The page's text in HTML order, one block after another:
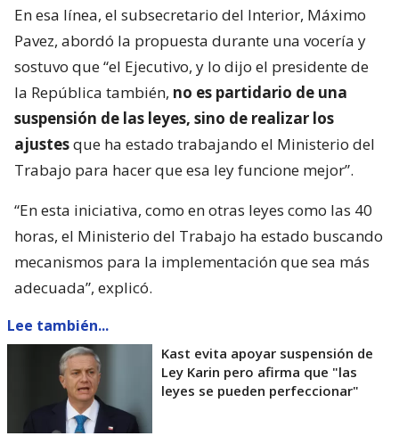
En esa línea, el subsecretario del Interior, Máximo
Pavez, abordó la propuesta durante una vocería y
sostuvo que “el Ejecutivo, y lo dijo el presidente de
la República también, no es partidario de una
suspensión de las leyes, sino de realizar los
ajustesque ha estado trabajando el Ministerio del
Trabajo para hacer que esa ley funcione mejor”.
“En esta iniciativa, como en otras leyes como las 40
horas, el Ministerio del Trabajo ha estado buscando
mecanismos para la implementación que sea más
adecuada”, explicó.
Lee también...
Kast evita apoyar suspensión de
Ley Karin pero afirma que "las
leyes se pueden perfeccionar"